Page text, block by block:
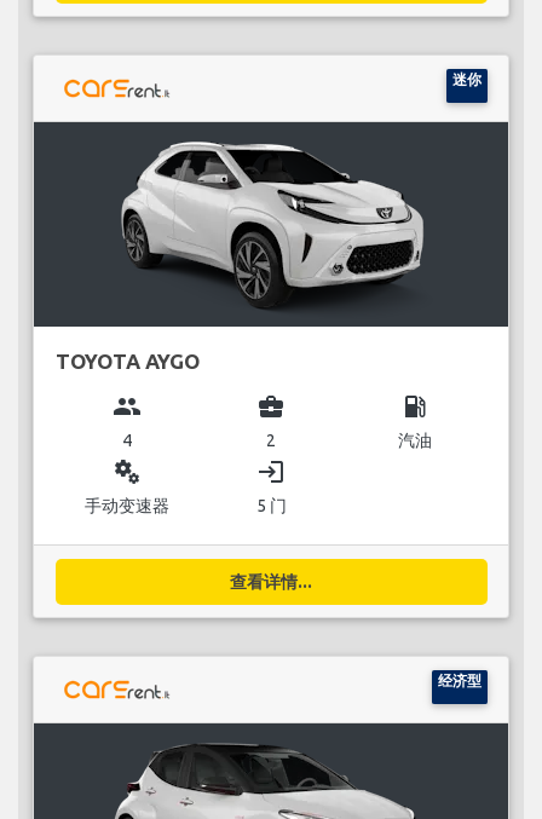
迷你
TOYOTA AYGO
group
4
business_center
2
local_gas_station
汽油
miscellaneous_services
手动变速器
login
5 门
查看详情...
经济型